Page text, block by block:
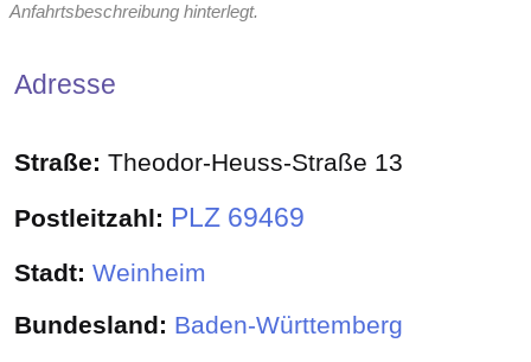
Anfahrtsbeschreibung hinterlegt.
Adresse
Straße: Theodor-Heuss-Straße 13
Postleitzahl: PLZ 69469
Stadt: Weinheim
Bundesland: Baden-Württemberg